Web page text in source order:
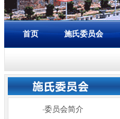
首页 施氏委员会
·委员会简介